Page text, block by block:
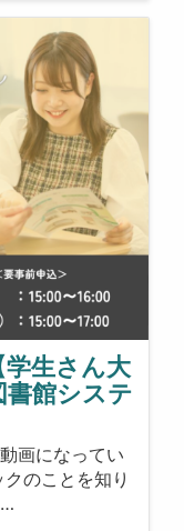
学生さん大
館システ
画になってい
のことを知り